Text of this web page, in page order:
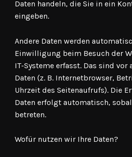
Daten handeln, die Sie in ein
eingeben.
Andere Daten werden
Einwilligung beim Besuch der
IT-Systeme erfasst. Das sind
Daten (z. B. Internetbrowser,
Uhrzeit des Seitenaufrufs). Die
Daten erfolgt automatisch,
betreten.
Wofür nutzen wir Ihre Daten?